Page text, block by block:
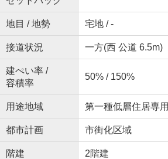
地目 / 地勢 宅地 / -
接道状況 一方(西 公道 6.5m)
建ぺい率 /
容積率
50% / 150%
用途地域 第一種低層住居専用
都市計画 市街化区域
階建 2階建